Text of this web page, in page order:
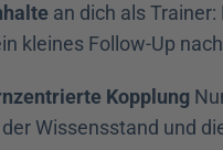
an dich als
kleines Follow-Up
Kopplung
Wissensstand und